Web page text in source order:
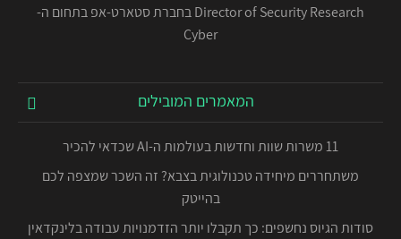
Director of Security Research בחברת סטארט-אפ בתחום ה-
Cyber
המאמרים המובילים
11 משרות שוות וחדשות בעולמות ה-AI שכדאי להכיר
משתחררים מיחידה טכנולוגית בצבא? זה השכר שמצפה לכם
בהייטק
סודות הגיוס נחשפים: כך תקבלו יותר הזדמנויות עבודה בלינקדאין